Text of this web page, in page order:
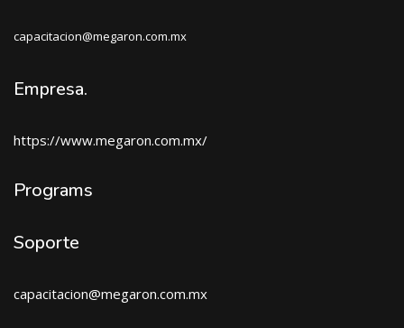
capacitacion@megaron.com.mx
Empresa.
https://www.megaron.com.mx/
Programs
Soporte
capacitacion@megaron.com.mx